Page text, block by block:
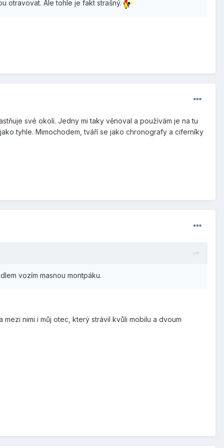
otravovat. Ale tohle je fakt strašný.
své okolí. Jedny mi taky věnoval a používám je na tu
tyhle. Mimochodem, tváří se jako chronografy a ciferníky
vozím masnou montpáku.
nimi i můj otec, který strávil kvůli mobilu a dvoum